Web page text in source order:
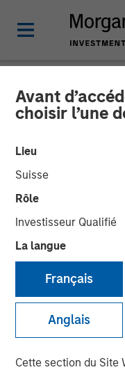
Avant
choisir l’une
Lieu
Suisse
Rôle
Investisseur Qualifié
La langue
Français
Anglais
Cette section du Site
CARON'S CORNER
Fixed
Source of
Portfolios
04 MAI 2026
Jim Caron
Chief Investment